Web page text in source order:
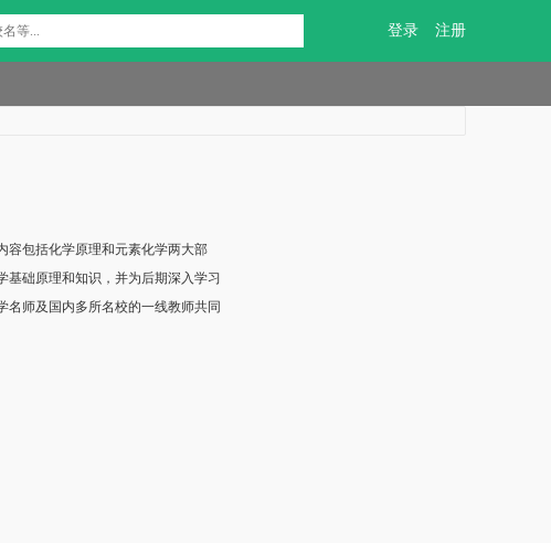
登录 注册
容包括化学原理和元素化学两大部
础原理和知识，并为后期深入学习
名师及国内多所名校的一线教师共同